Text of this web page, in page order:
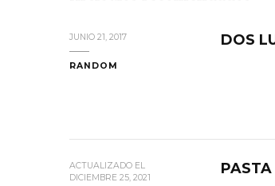
JUNIO 21, 2017
RANDOM
DOS
ACTUALIZADO EL
DICIEMBRE 25, 2021